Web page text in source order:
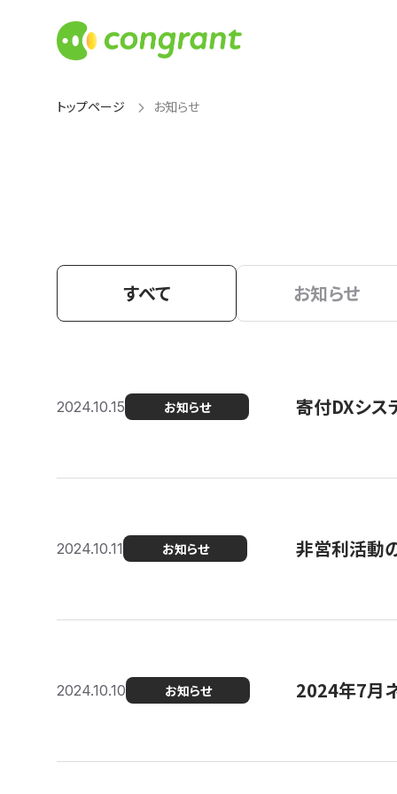
トップページ お知らせ
すべて お知らせ
2024.10.15 お知らせ 寄付DXシス
2024.10.11 お知らせ 非営利活動
2024.10.10 お知らせ 2024年7月